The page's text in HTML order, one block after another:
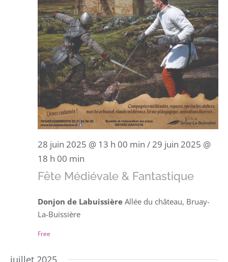
28 juin 2025 @ 13 h 00 min /29 juin 2025 @
18 h 00 min
Fête Médiévale & Fantastique
Donjon de Labuissière Allée du château, Bruay-
La-Buissière
Free
juillet 2025